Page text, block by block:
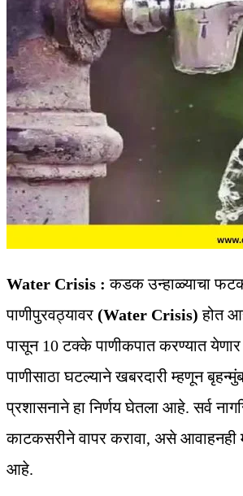
Water Crisis : कडक उन्हाळ्याचा फटका
पाणीपुरवठ्यावर (Water Crisis) होत
पासून 10 टक्के पाणीकपात करण्यात
पाणीसाठा घटल्याने खबरदारी म्हणून
प्रशासनाने हा निर्णय घेतला आहे. सर्व
काटकसरीने वापर करावा, असे
आहे.